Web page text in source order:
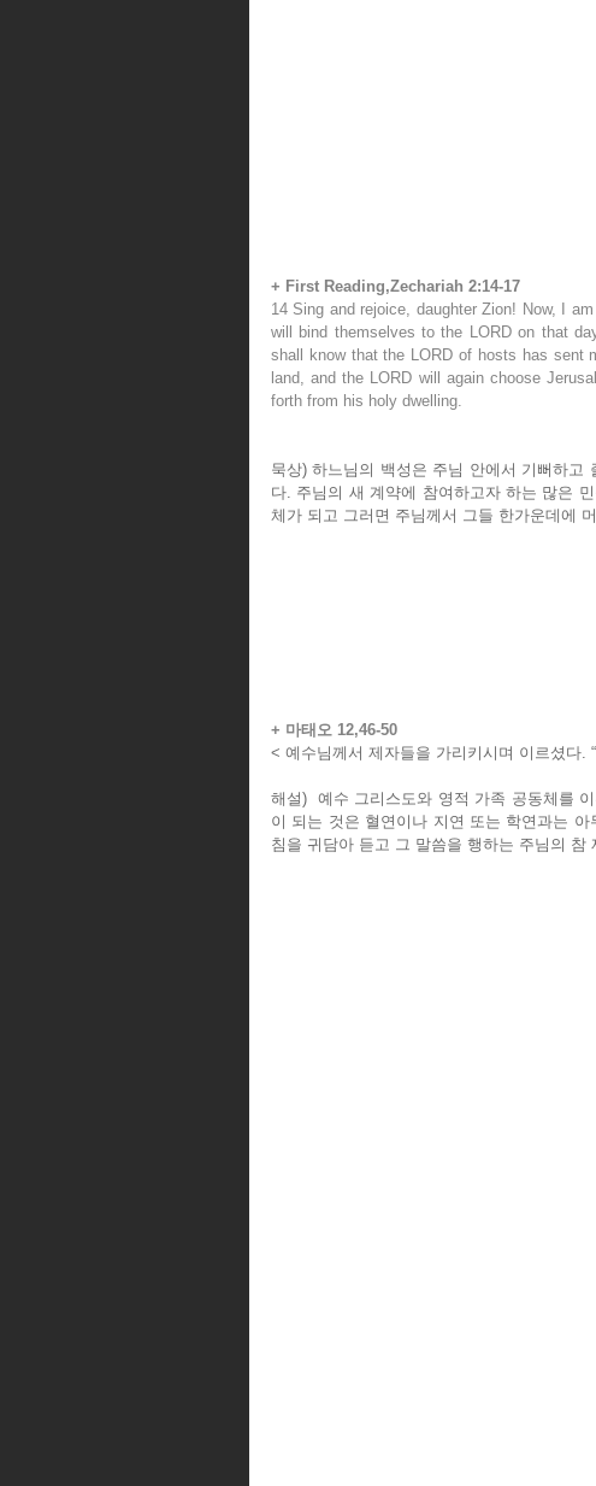
+ First Reading,Zechariah 2:14-17
14 Sing and rejoice, daughter Zion! Now, I
will bind themselves to the LORD on that
shall know that the LORD of hosts has sent
land, and the LORD will again choose
forth from his holy dwelling.
묵상) 하느님의 백성은 주님 안에서 기뻐하고
다. 주님의 새 계약에 참여하고자 하는 많은
체가 되고 그러면 주님께서 그들 한가운데에
+ 마태오 12,46-50
< 예수님께서 제자들을 가리키시며 이르셨다.
해설)  예수 그리스도와 영적 가족 공동체를
이 되는 것은 혈연이나 지연 또는 학연과는
침을 귀담아 듣고 그 말씀을 행하는 주님의 참